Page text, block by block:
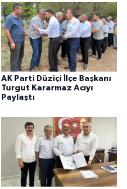
AK Parti Düziçi İlçe Başkanı
Turgut Kararmaz Acıyı
Paylaştı